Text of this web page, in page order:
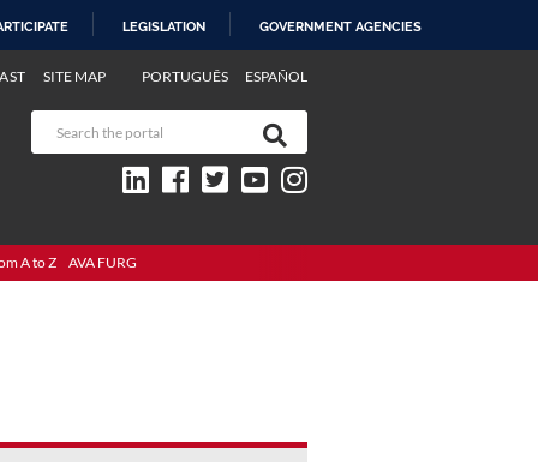
LEGISLATION GOVERNMENT AGENCIES
PORTUGUÊS ESPAÑOL
SITE MAP
A to Z AVA FURG